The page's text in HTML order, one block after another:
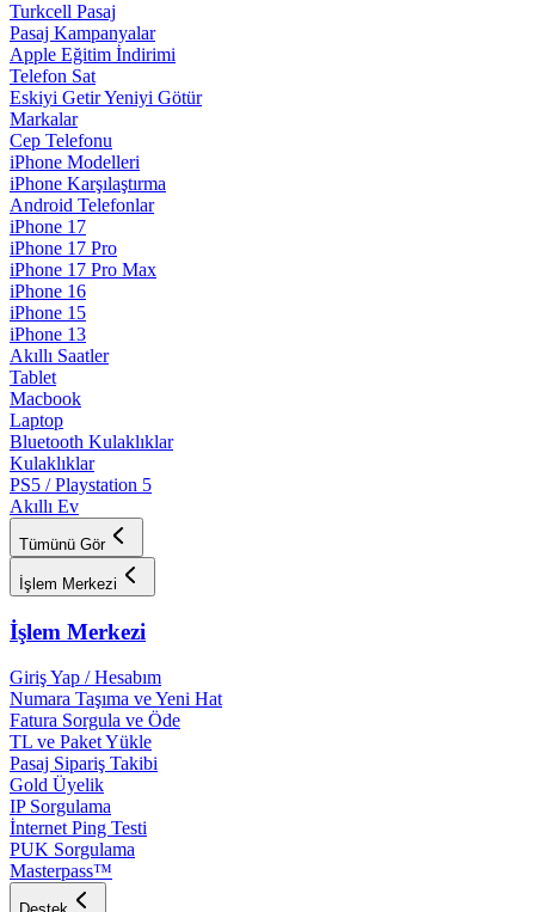
Turkcell Pasaj
Pasaj Kampanyalar
Apple Eğitim İndirimi
Telefon Sat
Eskiyi Getir Yeniyi Götür
Markalar
Cep Telefonu
iPhone Modelleri
iPhone Karşılaştırma
Android Telefonlar
iPhone 17
iPhone 17 Pro
iPhone 17 Pro Max
iPhone 16
iPhone 15
iPhone 13
Akıllı Saatler
Tablet
Macbook
Laptop
Bluetooth Kulaklıklar
Kulaklıklar
PS5 / Playstation 5
Akıllı Ev
Tümünü Gör
İşlem Merkezi
İşlem Merkezi
Giriş Yap / Hesabım
Numara Taşıma ve Yeni Hat
Fatura Sorgula ve Öde
TL ve Paket Yükle
Pasaj Sipariş Takibi
Gold Üyelik
IP Sorgulama
İnternet Ping Testi
PUK Sorgulama
Masterpass™